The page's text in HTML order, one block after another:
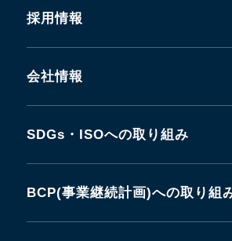
採用情報
会社情報
SDGs・ISOへの取り組み
BCP(事業継続計画)への取り組